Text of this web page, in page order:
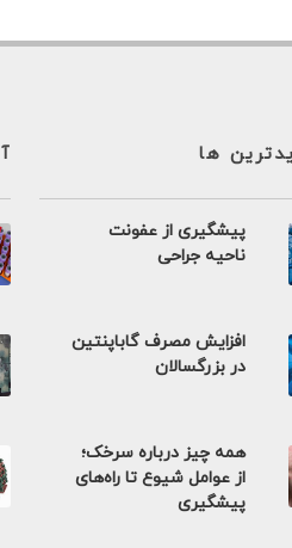
ها
پیشگیری از عفونت
ناحیه جراحی
افزایش مصرف گاباپنتین
در بزرگسالان
همه چیز درباره سرخک؛
از عوامل شیوع تا راه‌های
پیشگیری